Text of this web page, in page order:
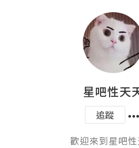
星吧性天
追蹤
歡迎來到星吧